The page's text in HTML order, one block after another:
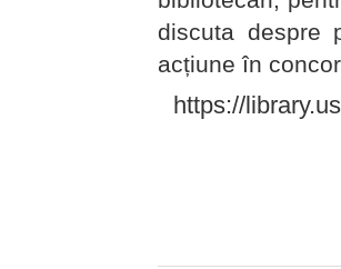
discuta despre
acțiune în
https://